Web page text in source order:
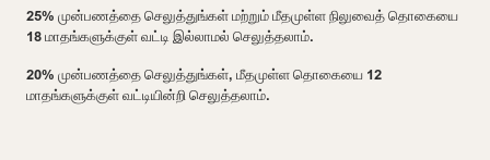
25% முன்பணத்தை செலுத்துங்கள் மற்றும் மீதமுள்ள நிலுவைத் தொகையை
18 மாதங்களுக்குள் வட்டி இல்லாமல் செலுத்தலாம்.
20% முன்பணத்தை செலுத்துங்கள், மீதமுள்ள தொகையை 12
மாதங்களுக்குள் வட்டியின்றி செலுத்தலாம்.